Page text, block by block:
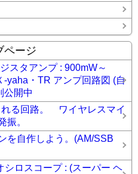
ページ
スタアンプ : 900mW～
-yaha・TR アンプ回路図 (自
開中
る回路。 ワイヤレスマイ
振。
を自作しよう。(AM/SSB
ロスコープ : (スーパー ヘ